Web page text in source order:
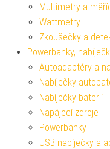
Multimetry a
Wattmetry
Zkoušečky a
Powerbanky,
Autoadaptéry a
Nabíječky
Nabíječky baterií
Napájecí zdroje
Powerbanky
USB nabíječky a